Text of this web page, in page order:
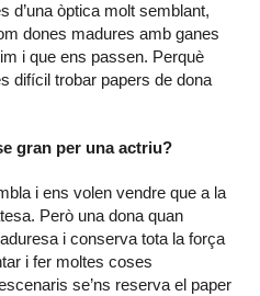
d’una òptica molt semblant,
dones madures amb ganes
i que ens passen. Perquè
difícil trobar papers de dona
gran per una actriu?
i ens volen vendre que a la
Però una dona quan
i conserva tota la força
i fer moltes coses
se’ns reserva el paper